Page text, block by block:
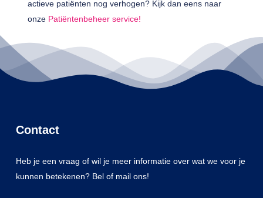
actieve patiënten nog verhogen? Kijk dan eens naar
onze Patiëntenbeheer service!
Contact
Heb je een vraag of wil je meer informatie over wat we voor je
kunnen betekenen? Bel of mail ons!